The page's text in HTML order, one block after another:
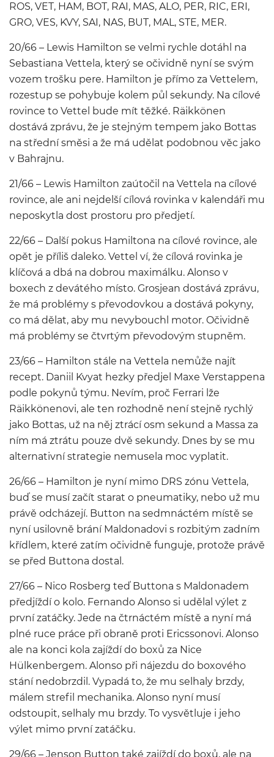
ROS, VET, HAM, BOT, RAI, MAS, ALO, PER, RIC, ERI,
GRO, VES, KVY, SAI, NAS, BUT, MAL, STE, MER.
20/66 – Lewis Hamilton se velmi rychle dotáhl na
Sebastiana Vettela, který se očividně nyní se svým
vozem trošku pere. Hamilton je přímo za Vettelem,
rozestup se pohybuje kolem půl sekundy. Na cílové
rovince to Vettel bude mít těžké. Räikkönen
dostává zprávu, že je stejným tempem jako Bottas
na střední směsi a že má udělat podobnou věc jako
v Bahrajnu.
21/66 – Lewis Hamilton zaútočil na Vettela na cílové
rovince, ale ani nejdelší cílová rovinka v kalendáři mu
neposkytla dost prostoru pro předjetí.
22/66 – Další pokus Hamiltona na cílové rovince, ale
opět je příliš daleko. Vettel ví, že cílová rovinka je
klíčová a dbá na dobrou maximálku. Alonso v
boxech z devátého místo. Grosjean dostává zprávu,
že má problémy s převodovkou a dostává pokyny,
co má dělat, aby mu nevybouchl motor. Očividně
má problémy se čtvrtým převodovým stupněm.
23/66 – Hamilton stále na Vettela nemůže najít
recept. Daniil Kvyat hezky předjel Maxe Verstappena
podle pokynů týmu. Nevím, proč Ferrari lže
Räikkönenovi, ale ten rozhodně není stejně rychlý
jako Bottas, už na něj ztrácí osm sekund a Massa za
ním má ztrátu pouze dvě sekundy. Dnes by se mu
alternativní strategie nemusela moc vyplatit.
26/66 – Hamilton je nyní mimo DRS zónu Vettela,
buď se musí začít starat o pneumatiky, nebo už mu
právě odcházejí. Button na sedmnáctém místě se
nyní usilovně brání Maldonadovi s rozbitým zadním
křídlem, které zatím očividně funguje, protože právě
se před Buttona dostal.
27/66 – Nico Rosberg teď Buttona s Maldonadem
předjíždí o kolo. Fernando Alonso si udělal výlet z
první zatáčky. Jede na čtrnáctém místě a nyní má
plné ruce práce při obraně proti Ericssonovi. Alonso
ale na konci kola zajíždí do boxů za Nice
Hülkenbergem. Alonso při nájezdu do boxového
stání nedobrzdil. Vypadá to, že mu selhaly brzdy,
málem strefil mechanika. Alonso nyní musí
odstoupit, selhaly mu brzdy. To vysvětluje i jeho
výlet mimo první zatáčku.
29/66 – Jenson Button také zajíždí do boxů, ale na